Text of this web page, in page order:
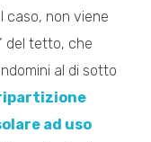
caso, non viene
del tetto, che
al di sotto
ad uso